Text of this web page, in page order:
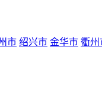
市 绍兴市 金华市 衢州